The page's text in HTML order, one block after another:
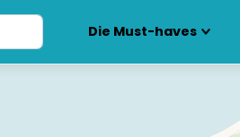
Die Must-haves